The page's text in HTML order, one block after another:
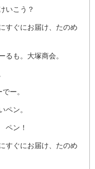
いこう？
すぐにお届け、たのめ
るも。大塚商会。
ー。
ペン。
ン！
すぐにお届け、たのめ